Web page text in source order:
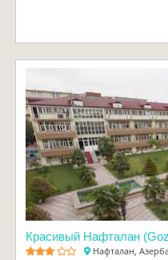
Красивый Нафталан
Нафталан,